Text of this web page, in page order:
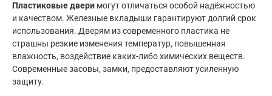
Пластиковые двери могут отличаться особой надёжностью
и качеством. Железные вкладыши гарантируют долгий срок
использования. Дверям из современного пластика не
страшны резкие изменения температур, повышенная
влажность, воздействие каких-либо химических веществ.
Современные засовы, замки, предоставляют усиленную
защиту.